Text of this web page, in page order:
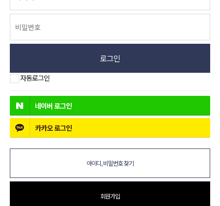
로그인
자동로그인
네이버 로그인
카카오로그인
아이디, 비밀번호 찾기
회원가입